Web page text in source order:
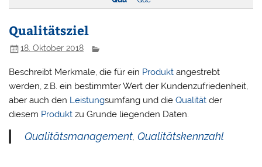
Qualitätsziel
18. Oktober 2018
Beschreibt Merkmale, die für ein Produkt angestrebt
werden, z.B. ein bestimmter Wert der Kundenzufriedenheit,
aber auch den Leistungsumfang und dieQualität der
diesem Produkt zu Grunde liegenden Daten.
Qualitätsmanagement, Qualitätskennzahl